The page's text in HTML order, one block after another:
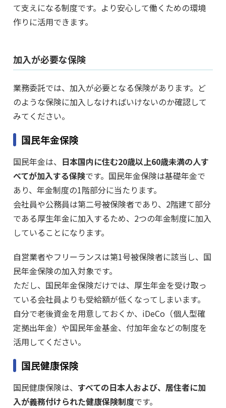
て支えになる制度です。より安心して働くための環境
作りに活用できます。
加入が必要な保険
業務委託では、加入が必要となる保険があります。ど
のような保険に加入しなければいけないのか確認して
みてください。
国民年金保険
国民年金は、 日本国内に住む20歳以上60歳未満の人す
べてが加入する保険です。国民年金保険は基礎年金で
あり、年金制度の1階部分に当たります。
会社員や公務員は第二号被保険者であり、2階建て部分
である厚生年金に加入するため、2つの年金制度に加入
していることになります。
自営業者やフリーランスは第1号被保険者に該当し、国
民年金保険の加入対象です。
ただし、国民年金保険だけでは、厚生年金を受け取っ
ている会社員よりも受給額が低くなってしまいます。
自分で老後資金を用意しておくか、iDeCo（個人型確
定拠出年金）や国民年金基金、付加年金などの制度を
活用してください。
国民健康保険
国民健康保険は、 すべての日本人および、居住者に加
入が義務付けられた健康保険制度です。